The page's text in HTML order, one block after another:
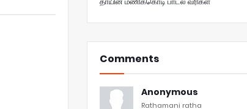
Comments
Anonymous
Rathamani ratha